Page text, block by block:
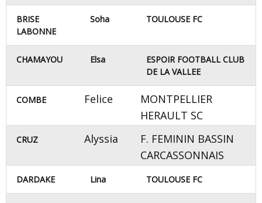
BRISE
LABONNE
Soha TOULOUSE FC
CHAMAYOU Elsa
ESPOIR FOOTBALL CLUB
DE LA VALLEE
COMBE Felice
MONTPELLIER
HERAULT SC
CRUZ Alyssia
F. FEMININ BASSIN
CARCASSONNAIS
DARDAKE Lina TOULOUSE FC